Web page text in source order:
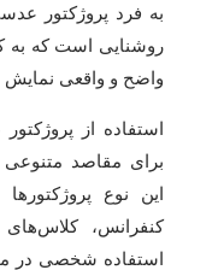
به فرد پروژکتور
روشنایی است که به
واضح و واقعی نمایش
استفاده از
برای مقاصد
این نوع
کنفرانس،
استفاده شخصی در